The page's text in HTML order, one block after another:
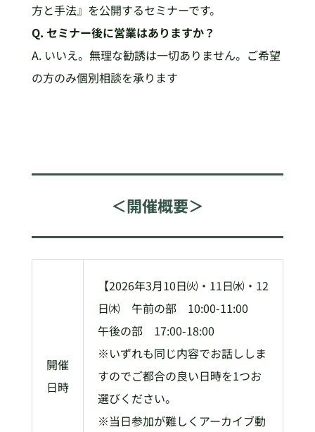
方と手法』を公開するセミナーです。
Q. セミナー後に営業はありますか？
A. いいえ。無理な勧誘は一切ありません。ご希望
の方のみ個別相談を承ります
＜開催概要＞
開催
日時
【2026年3月10日㈫・11日㈬・12
日㈭ 午前の部 10:00-11:00
午後の部 17:00-18:00
※いずれも同じ内容でお話ししま
すのでご都合の良い日時を1つお
選びください。
※当日参加が難しくアーカイブ動